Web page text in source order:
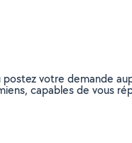
votre demande
capables de vous